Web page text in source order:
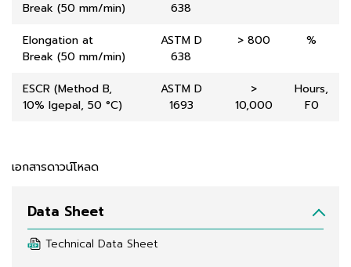
Break (50 mm/min)
638
Elongation at
Break (50 mm/min)
ASTM D
638
> 800 %
ESCR (Method B,
10% Igepal, 50 °C)
ASTM D
1693
>
10,000
Hours,
F0
เอกสารดาวน์โหลด
Data Sheet
Technical Data Sheet